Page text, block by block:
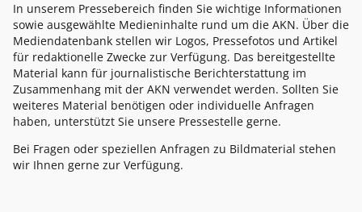
In unserem Pressebereich finden Sie wichtige Informationen
sowie ausgewählte Medieninhalte rund um die AKN. Über die
Mediendatenbank stellen wir Logos, Pressefotos und Artikel
für redaktionelle Zwecke zur Verfügung. Das bereitgestellte
Material kann für journalistische Berichterstattung im
Zusammenhang mit der AKN verwendet werden. Sollten Sie
weiteres Material benötigen oder individuelle Anfragen
haben, unterstützt Sie unsere Pressestelle gerne.
Bei Fragen oder speziellen Anfragen zu Bildmaterial stehen
wir Ihnen gerne zur Verfügung.